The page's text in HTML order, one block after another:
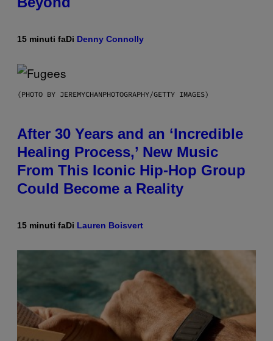
15 minuti faDi Denny Connolly
(PHOTO BY JEREMYCHANPHOTOGRAPHY/GETTY IMAGES)
After 30 Years and an ‘Incredible
Healing Process,’ New Music
From This Iconic Hip-Hop Group
Could Become a Reality
15 minuti faDi Lauren Boisvert